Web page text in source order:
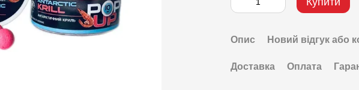
Опис Новий відгук або
Доставка Оплата